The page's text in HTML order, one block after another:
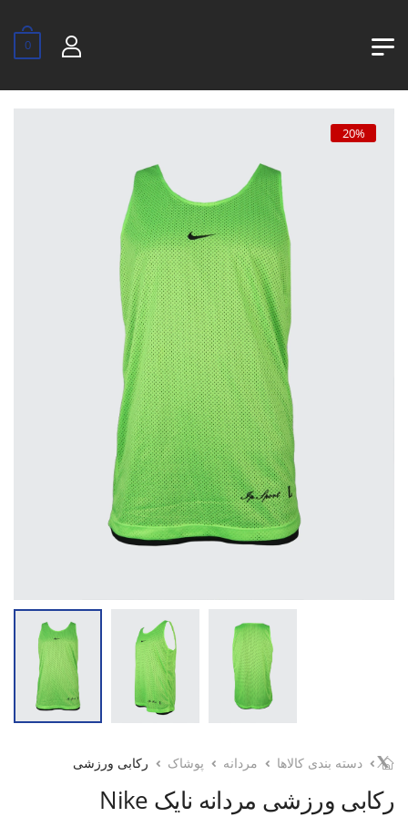
0
20%
دسته بندی کالاها مردانه پوشاک رکابی ورزشی
رکابی ورزشی مردانه نایک Nike